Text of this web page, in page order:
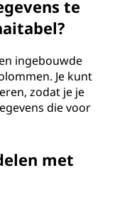
te
ingebouwde
Je kunt
zodat je je
die voor
met